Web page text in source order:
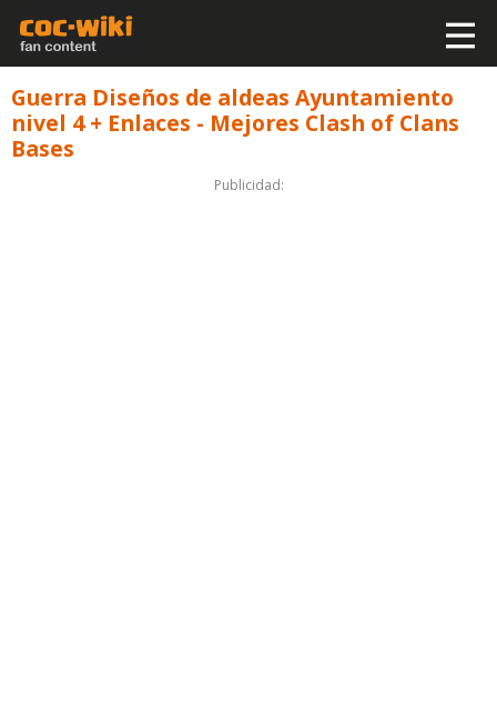
Guerra Diseños de aldeas Ayuntamiento
nivel 4 + Enlaces - Mejores Clash of Clans
Bases
Publicidad: